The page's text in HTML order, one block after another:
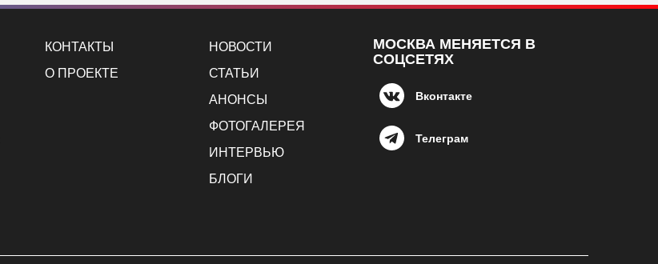
КОНТАКТЫ
О ПРОЕКТЕ
НОВОСТИ
СТАТЬИ
АНОНСЫ
ФОТОГАЛЕРЕЯ
ИНТЕРВЬЮ
БЛОГИ
МОСКВА МЕНЯЕТСЯ В
СОЦСЕТЯХ
Вконтакте
Телеграм